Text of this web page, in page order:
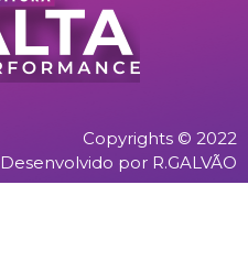
Copyrights © 2022
Desenvolvido por R.GALVÃO